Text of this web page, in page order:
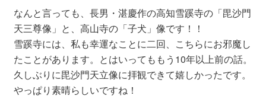
なんと言っても、長男・湛慶作の高知雪蹊寺の「毘沙門
天三尊像」と、高山寺の「子犬」像です！！
雪蹊寺には、私も幸運なことに二回、こちらにお邪魔し
たことがあります。とはいってももう10年以上前の話。
久しぶりに毘沙門天立像に拝観できて嬉しかったです。
やっぱり素晴らしいですね！